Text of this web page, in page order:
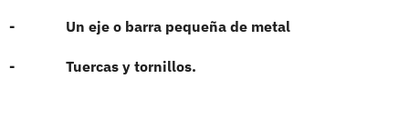
- Un eje o barra pequeña de metal
- Tuercas y tornillos.